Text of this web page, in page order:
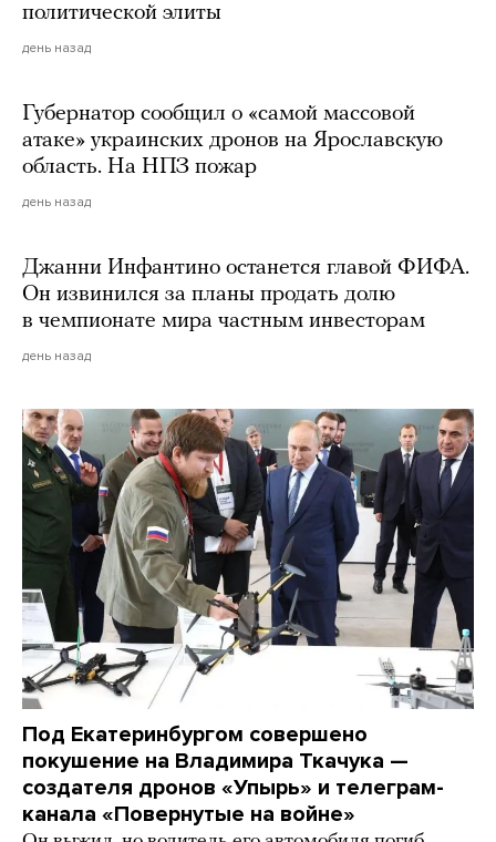
политической элиты
день назад
Губернатор сообщил о «самой массовой
атаке» украинских дронов на Ярославскую
область. На НПЗ пожар
день назад
Джанни Инфантино останется главой ФИФА.
Он извинился за планы продать долю
в чемпионате мира частным инвесторам
день назад
Под Екатеринбургом совершено
покушение на Владимира Ткачука —
создателя дронов «Упырь» и телеграм-
канала «Повернутые на войне»